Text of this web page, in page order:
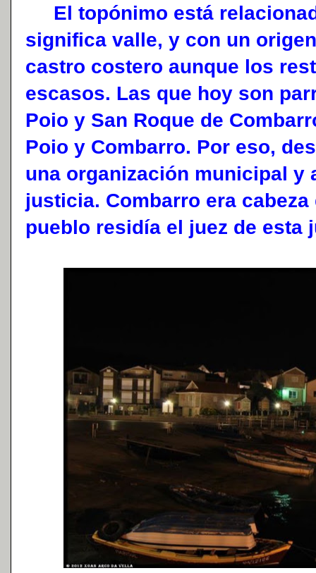
El topónimo está
significa valle, y con un
castro costero aunque los
escasos. Las que hoy son
Poio y San Roque de
Poio y Combarro. Por eso,
una organización municipal y
justicia. Combarro era
pueblo residía el juez de esta